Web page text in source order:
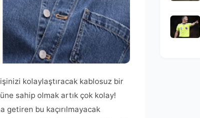
kolaylaştıracak kablosuz bir
sahip olmak artık çok kolay!
getiren bu kaçırılmayacak